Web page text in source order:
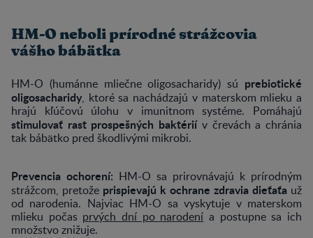
HM-O neboli prírodné strážcovia
vášho bábätka
HM-O (humánne mliečne oligosacharidy) sú prebiotické
oligosacharidy, ktoré sa nachádzajú v materskom mlieku a
hrajú kľúčovú úlohu v imunitnom systéme. Pomáhajú
stimulovať rast prospešných baktériív črevách a chránia
tak bábätko pred škodlivými mikrobi.
Prevencia ochorení: HM-O sa prirovnávajú k prírodným
strážcom, pretože prispievajú k ochrane zdravia dieťaťauž
od narodenia. Najviac HM-O sa vyskytuje v materskom
mlieku počas prvých dní po narodení a postupne sa ich
množstvo znižuje.